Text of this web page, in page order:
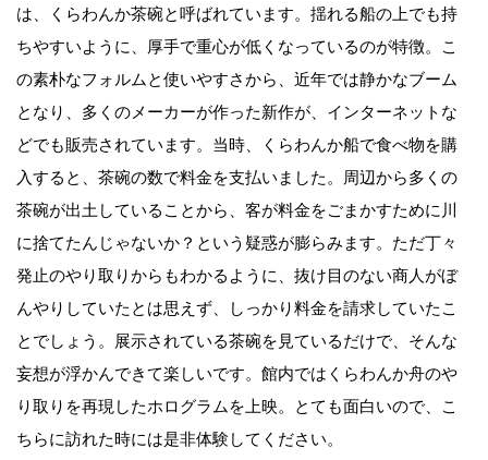
は、くらわんか茶碗と呼ばれています。揺れる船の上でも持
ちやすいように、厚手で重心が低くなっているのが特徴。こ
の素朴なフォルムと使いやすさから、近年では静かなブーム
となり、多くのメーカーが作った新作が、インターネットな
どでも販売されています。当時、くらわんか船で食べ物を購
入すると、茶碗の数で料金を支払いました。周辺から多くの
茶碗が出土していることから、客が料金をごまかすために川
に捨てたんじゃないか？という疑惑が膨らみます。ただ丁々
発止のやり取りからもわかるように、抜け目のない商人がぼ
んやりしていたとは思えず、しっかり料金を請求していたこ
とでしょう。展示されている茶碗を見ているだけで、そんな
妄想が浮かんできて楽しいです。館内ではくらわんか舟のや
り取りを再現したホログラムを上映。とても面白いので、こ
ちらに訪れた時には是非体験してください。